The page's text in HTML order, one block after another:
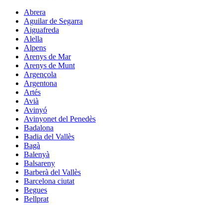
Abrera
Aguilar de Segarra
Aiguafreda
Alella
Alpens
Arenys de Mar
Arenys de Munt
Argençola
Argentona
Artés
Avià
Avinyó
Avinyonet del Penedès
Badalona
Badia del Vallès
Bagà
Balenyà
Balsareny
Barberà del Vallès
Barcelona ciutat
Begues
Bellprat